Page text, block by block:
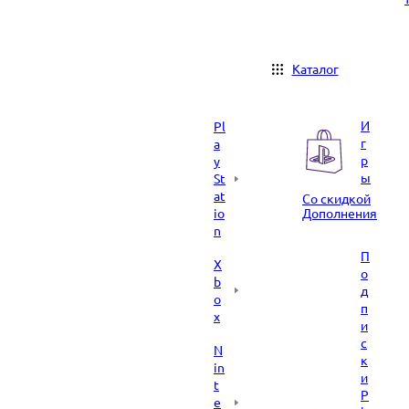
Каталог
Pl
a
y
St
at
io
n
X
b
o
x
N
in
t
e
И
г
р
ы
Со скидкой
Дополнения
П
о
д
п
и
с
к
и
P